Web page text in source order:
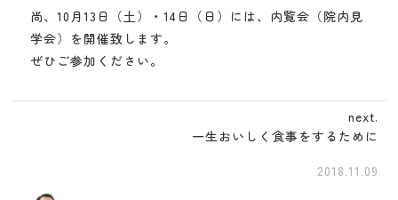
尚、10月13日（土）・14日（日）には、内覧会（院内見
学会）を開催致します。
ぜひご参加ください。
next.
一生おいしく食事をするために
2018.11.09